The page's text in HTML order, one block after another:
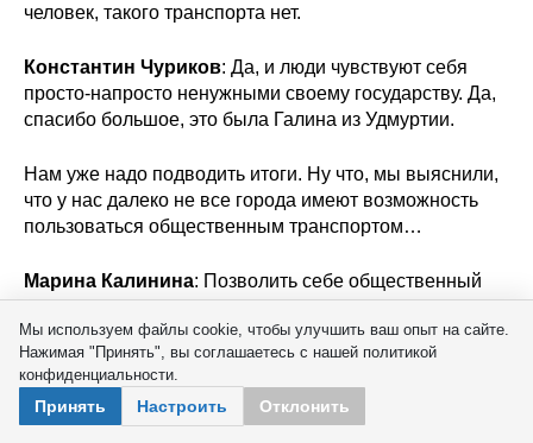
человек, такого транспорта нет.
Константин Чуриков: Да, и люди чувствуют себя
просто-напросто ненужными своему государству. Да,
спасибо большое, это была Галина из Удмуртии.
Нам уже надо подводить итоги. Ну что, мы выяснили,
что у нас далеко не все города имеют возможность
пользоваться общественным транспортом…
Марина Калинина: Позволить себе общественный
транспорт.
Константин Чуриков: Да. Зато мы выяснили, что у
нас есть регион-лидер по стоимости, по расходам в
день на поездки, это Тверская область, напомню, 585
Мы используем файлы cookie, чтобы улучшить ваш опыт на сайте.
Нажимая "Принять", вы соглашаетесь с нашей политикой
конфиденциальности.
Принять Настроить Отклонить